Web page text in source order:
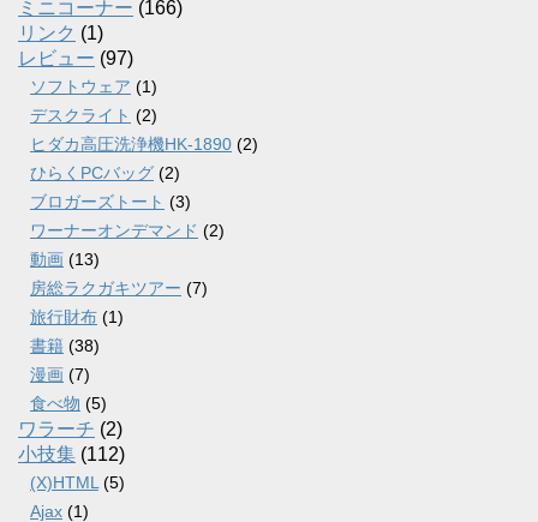
ミニコーナー (166)
リンク (1)
レビュー (97)
ソフトウェア (1)
デスクライト (2)
ヒダカ高圧洗浄機HK-1890 (2)
ひらくPCバッグ (2)
ブロガーズトート (3)
ワーナーオンデマンド (2)
動画 (13)
房総ラクガキツアー (7)
旅行財布 (1)
書籍 (38)
漫画 (7)
食べ物 (5)
ワラーチ (2)
小技集 (112)
(X)HTML (5)
Ajax (1)